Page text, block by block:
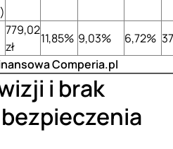
779,02
zł
11,85% 9,03% 6,72%
Comperia.pl
i brak